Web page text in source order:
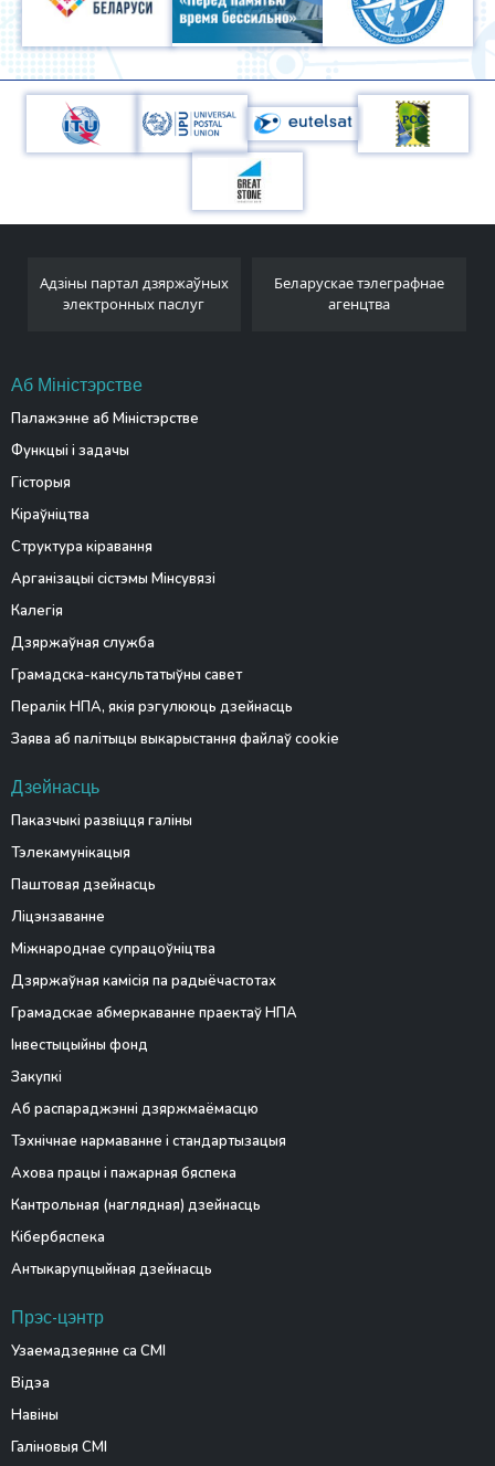
Адзіны партал дзяржаўных
электронных паслуг
Беларускае тэлеграфнае
агенцтва
Аб Міністэрстве
Палажэнне аб Міністэрстве
Функцыі і задачы
Гісторыя
Кіраўніцтва
Структура кіравання
Арганізацыі сістэмы Мінсувязі
Калегія
Дзяржаўная служба
Грамадска-кансультатыўны савет
Пералік НПА, якія рэгулююць дзейнасць
Заява аб палітыцы выкарыстання файлаў cookie
Дзейнасць
Паказчыкі развіцця галіны
Тэлекамунікацыя
Паштовая дзейнасць
Ліцэнзаванне
Міжнароднае супрацоўніцтва
Дзяржаўная камісія па радыёчастотах
Грамадскае абмеркаванне праектаў НПА
Інвестыцыйны фонд
Закупкі
Аб распараджэнні дзяржмаёмасцю
Тэхнічнае нармаванне і стандартызацыя
Ахова працы і пажарная бяспека
Кантрольная (наглядная) дзейнасць
Кібербяспека
Антыкарупцыйная дзейнасць
Прэс-цэнтр
Узаемадзеянне са СМІ
Відэа
Навіны
Галіновыя СМІ